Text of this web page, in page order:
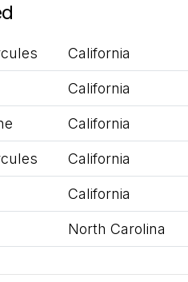
California
California
California
California
California
North Carolina